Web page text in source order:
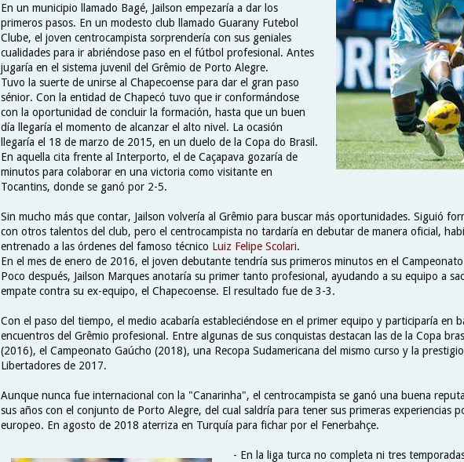
En un municipio llamado Bagé, Jailson empezaría a dar los
primeros pasos. En un modesto club llamado Guarany Futebol
Clube, el joven centrocampista sorprendería con sus geniales
cualidades para ir abriéndose paso en el fútbol profesional. Antes
jugaría en el sistema juvenil del Grêmio de Porto Alegre.
Tuvo la suerte de unirse al Chapecoense para dar el gran paso
sénior. Con la entidad de Chapecó tuvo que ir conformándose
con la oportunidad de concluir la formación, hasta que un buen
día llegaría el momento de alcanzar el alto nivel. La ocasión
llegaría el 18 de marzo de 2015, en un duelo de la Copa do Brasil.
En aquella cita frente al Interporto, el de Caçapava gozaría de
minutos para colaborar en una victoria como visitante en
Tocantins, donde se ganó por 2-5.
Sin mucho más que contar, Jailson volvería al Grêmio para buscar más oportunidades. Siguió
con otros talentos del club, pero el centrocampista no tardaría en debutar de manera oficial,
entrenado a las órdenes del famoso técnico Luiz Felipe Scolari.
En el mes de enero de 2016, el joven debutante tendría sus primeros minutos en el
Poco después, Jailson Marques anotaría su primer tanto profesional, ayudando a su equipo a
empate contra su ex-equipo, el Chapecoense. El resultado fue de 3-3.
Con el paso del tiempo, el medio acabaría estableciéndose en el primer equipo y participaría en
encuentros del Grêmio profesional. Entre algunas de sus conquistas destacan las de la Copa
(2016), el Campeonato Gaúcho (2018), una Recopa Sudamericana del mismo curso y la
Libertadores de 2017.
Aunque nunca fue internacional con la "Canarinha", el centrocampista se ganó una buena
sus años con el conjunto de Porto Alegre, del cual saldría para tener sus primeras experiencias
europeo. En agosto de 2018 aterriza en Turquía para fichar por el Fenerbahçe.
- En la liga turca no completa ni tres